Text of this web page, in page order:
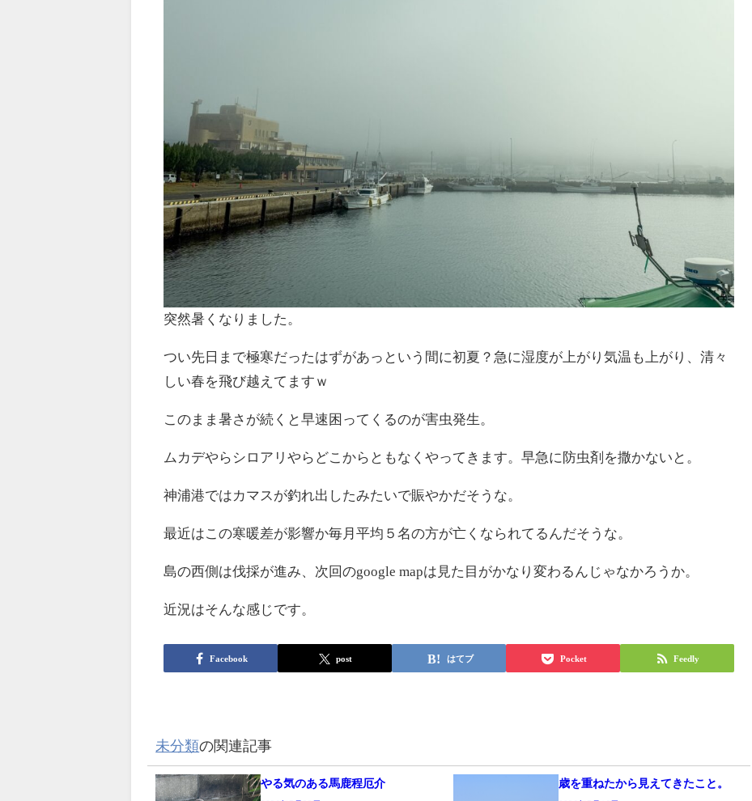
突然暑くなりました。
つい先日まで極寒だったはずがあっという間に初夏？急に湿度が上がり気温も上がり、清々
しい春を飛び越えてますｗ
このまま暑さが続くと早速困ってくるのが害虫発生。
ムカデやらシロアリやらどこからともなくやってきます。早急に防虫剤を撒かないと。
神浦港ではカマスが釣れ出したみたいで賑やかだそうな。
最近はこの寒暖差が影響か毎月平均５名の方が亡くなられてるんだそうな。
島の西側は伐採が進み、次回のgoogle mapは見た目がかなり変わるんじゃなかろうか。
近況はそんな感じです。
Facebook post はてブ Pocket Feedly
未分類の関連記事
やる気のある馬鹿程厄介 歳を重ねたから見えてきたこと。